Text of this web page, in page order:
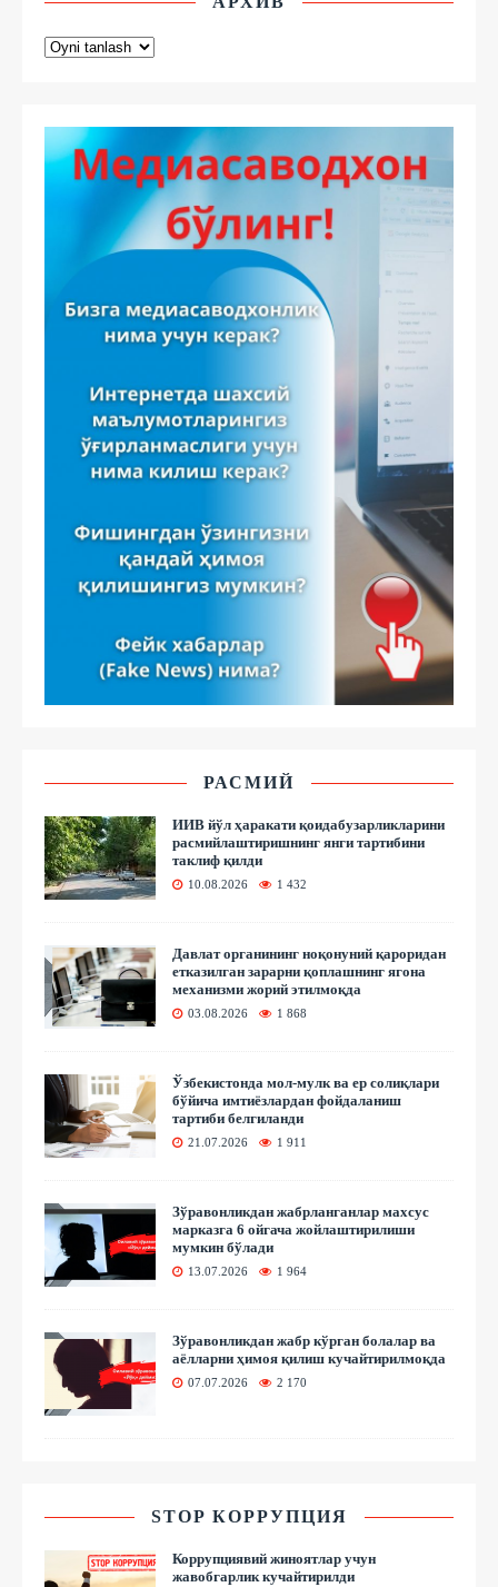
РАСМИЙ
ИИВ йўл ҳаракати қоидабузарликларини
расмийлаштиришнинг янги тартибини
таклиф қилди
10.08.2026 1 432
Давлат органининг ноқонуний қароридан
етказилган зарарни қоплашнинг ягона
механизми жорий этилмоқда
03.08.2026 1 868
Ўзбекистонда мол-мулк ва ер солиқлари
бўйича имтиёзлардан фойдаланиш
тартиби белгиланди
21.07.2026 1 911
Зўравонликдан жабрланганлар махсус
марказга 6 ойгача жойлаштирилиши
мумкин бўлади
13.07.2026 1 964
Зўравонликдан жабр кўрган болалар ва
аёлларни ҳимоя қилиш кучайтирилмоқда
07.07.2026 2 170
STOP КОРРУПЦИЯ
Коррупциявий жиноятлар учун
жавобгарлик кучайтирилди